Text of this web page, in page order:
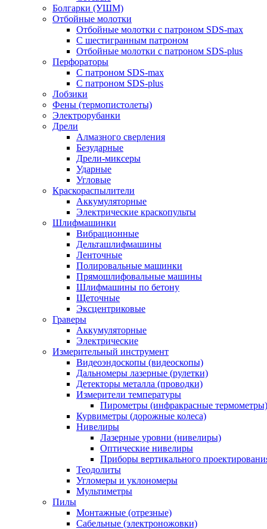
Болгарки (УШМ)
Отбойные молотки
Отбойные молотки с патроном SDS-max
С шестигранным патроном
Отбойные молотки с патроном SDS-plus
Перфораторы
С патроном SDS-max
С патроном SDS-plus
Лобзики
Фены (термопистолеты)
Электрорубанки
Дрели
Алмазного сверления
Безударные
Дрели-миксеры
Ударные
Угловые
Краскораспылители
Аккумуляторные
Электрические краскопульты
Шлифмашинки
Вибрационные
Дельташлифмашины
Ленточные
Полировальные машинки
Прямошлифовальные машины
Шлифмашины по бетону
Щеточные
Эксцентриковые
Граверы
Аккумуляторные
Электрические
Измерительный инструмент
Видеоэндоскопы (видеоскопы)
Дальномеры лазерные (рулетки)
Детекторы металла (проводки)
Измерители температуры
Пирометры (инфракрасные термометры)
Курвиметры (дорожные колеса)
Нивелиры
Лазерные уровни (нивелиры)
Оптические нивелиры
Приборы вертикального
Теодолиты
Угломеры и уклономеры
Мультиметры
Пилы
Монтажные (отрезные)
Сабельные (электроножовки)